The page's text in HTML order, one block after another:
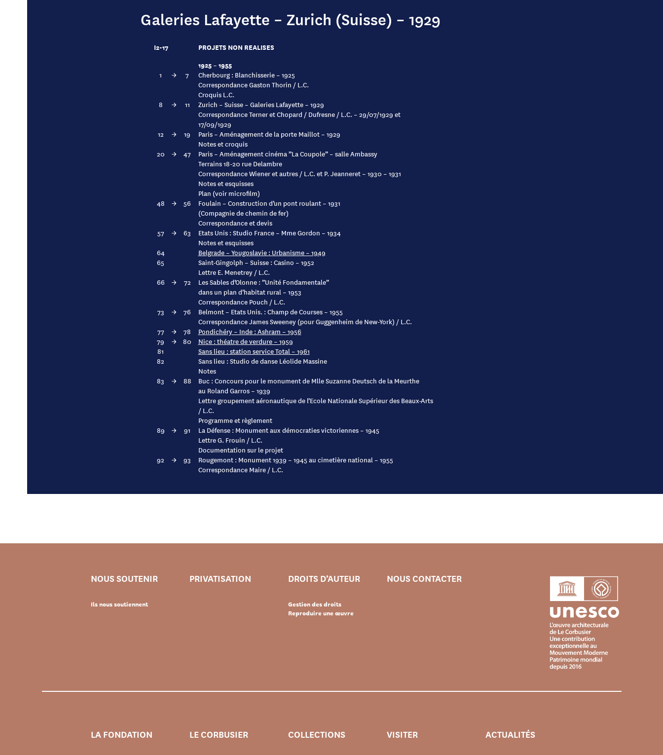
Galeries Lafayette – Zurich (Suisse) – 1929
I2-17
PROJETS NON REALISES
1925 – 1955
1 → 7
Cherbourg : Blanchisserie – 1925
Correspondance Gaston Thorin / L.C.
Croquis L.C.
8
→ 11
Zurich – Suisse – Galeries Lafayette – 1929
Correspondance Terner et Chopard / Dufresne / L.C. – 29/07/1929 et
17/09/1929
12
→ 19
Paris – Aménagement de la porte Maillot – 1929
Notes et croquis
20
→ 47
Paris – Aménagement cinéma ”La Coupole” – salle Ambassy
Terrains 18-20 rue Delambre
Correspondance Wiener et autres / L.C. et P. Jeanneret – 1930 – 1931
Notes et esquisses
Plan (voir microfilm)
48
→ 56
Foulain – Construction d’un pont roulant – 1931
(Compagnie de chemin de fer)
Correspondance et devis
57
→ 63
Etats Unis : Studio France – Mme Gordon – 1934
Notes et esquisses
64
Belgrade – Yougoslavie : Urbanisme – 1949
65
Saint-Gingolph – Suisse : Casino – 1952
Lettre E. Menetrey / L.C.
66
→ 72
Les Sables d’Olonne : ”Unité Fondamentale”
dans un plan d’habitat rural – 1953
Correspondance Pouch / L.C.
73
→ 76
Belmont – Etats Unis. : Champ de Courses – 1955
Correspondance James Sweeney (pour Guggenheim de New-York) / L.C.
77
→ 78
Pondichéry – Inde : Ashram – 1956
79
→ 80
Nice : théatre de verdure – 1959
81
Sans lieu : station service Total – 1961
82
Sans lieu : Studio de danse Léolide Massine
Notes
83
→ 88
Buc : Concours pour le monument de Mlle Suzanne Deutsch de la Meurthe
au Roland Garros – 1939
Lettre groupement aéronautique de l’Ecole Nationale Supérieur des Beaux-Arts
/ L.C.
Programme et règlement
89
→ 91
La Défense : Monument aux démocraties victoriennes – 1945
Lettre G. Frouin / L.C.
Documentation sur le projet
92
→ 93
Rougemont : Monument 1939 – 1945 au cimetière national – 1955
Correspondance Maire / L.C.
NOUS SOUTENIR
Ils nous soutiennent
PRIVATISATION DROITS D’AUTEUR
Gestion des droits
Reproduire une œuvre
NOUS CONTACTER
LA FONDATION LE CORBUSIER COLLECTIONS VISITER ACTUALITÉS